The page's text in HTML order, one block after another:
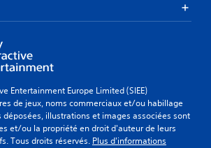
Entertainment Europe Limited (SIEE)
de jeux, noms commerciaux et/ou habillage
illustrations et images associées sont
et/ou la propriété en droit d'auteur de leurs
Tous droits réservés. Plus d'informations